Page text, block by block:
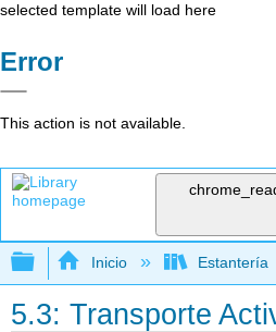
selected template will load here
Error
This action is not available.
Expandir/contraer
Inicio Estantería
5.3: Transporte